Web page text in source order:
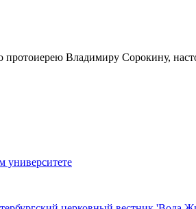
Владимиру Сорокину,
университете